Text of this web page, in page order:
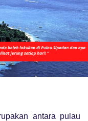
antara pulau